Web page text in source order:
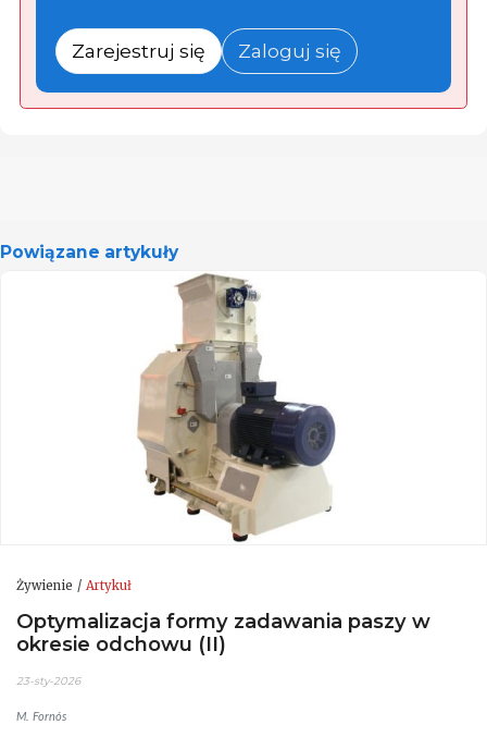
Zarejestruj się Zaloguj się
Powiązane artykuły
Żywienie Artykuł
Optymalizacja formy zadawania paszy w
okresie odchowu (II)
23-sty-2026
M. Fornós